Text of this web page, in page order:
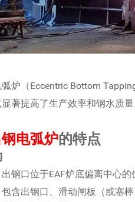
炉（Eccentric Bottom
著提高了生产效率和钢水质
电弧炉的特点
钢口位于EAF炉底偏离中心的
含出钢口、滑动闸板（或塞